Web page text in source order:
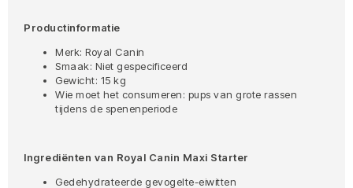
Productinformatie
Merk: Royal Canin
Smaak: Niet gespecificeerd
Gewicht: 15 kg
Wie moet het consumeren: pups van grote rassen
tijdens de spenenperiode
Ingrediënten van Royal Canin Maxi Starter
Gedehydrateerde gevogelte-eiwitten